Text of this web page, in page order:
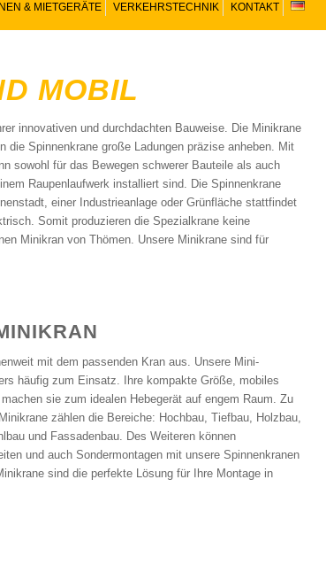
& MIETGERÄTE VERKEHRSTECHNIK KONTAKT
MOBIL
innovativen und durchdachten Bauweise. Die Minikrane
Spinnenkrane große Ladungen präzise anheben. Mit
sowohl für das Bewegen schwerer Bauteile als auch
Raupenlaufwerk installiert sind. Die Spinnenkrane
einer Industrieanlage oder Grünfläche stattfindet
Somit produzieren die Spezialkrane keine
Minikran von Thömen. Unsere Minikrane sind für
mit dem passenden Kran aus. Unsere Mini-
häufig zum Einsatz. Ihre kompakte Größe, mobiles
sie zum idealen Hebegerät auf engem Raum. Zu
zählen die Bereiche: Hochbau, Tiefbau, Holzbau,
und Fassadenbau. Des Weiteren können
und auch Sondermontagen mit unsere Spinnenkranen
sind die perfekte Lösung für Ihre Montage in